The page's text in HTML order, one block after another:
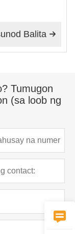

Balita
Tumugon
(sa loob ng
